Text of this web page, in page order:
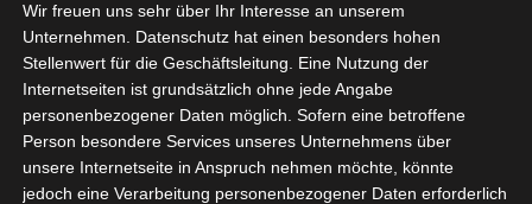
RÖDA HUS
Nostalgie
im
Wir freuen uns sehr über Ihr Interesse an unserem
Unternehmen. Datenschutz hat einen besonders hohen
Stellenwert für die Geschäftsleitung. Eine Nutzung der
Internetseiten ist grundsätzlich ohne jede Angabe
personenbezogener Daten möglich. Sofern eine betroffene
Person besondere Services unseres Unternehmens über
unsere Internetseite in Anspruch nehmen möchte, könnte
jedoch eine Verarbeitung personenbezogener Daten erforderlich